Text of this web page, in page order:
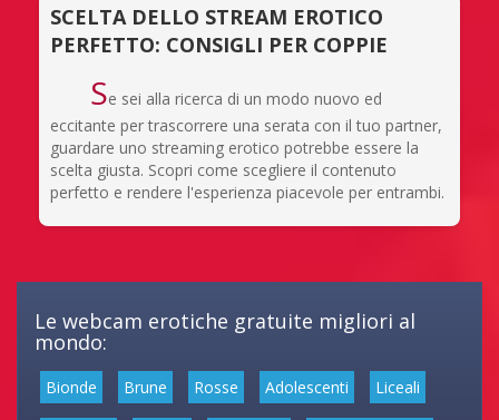
SCELTA DELLO STREAM EROTICO
PERFETTO: CONSIGLI PER COPPIE
Se sei alla ricerca di un modo nuovo ed
eccitante per trascorrere una serata con il tuo partner,
guardare uno streaming erotico potrebbe essere la
scelta giusta. Scopri come scegliere il contenuto
perfetto e rendere l'esperienza piacevole per entrambi.
Le webcam erotiche gratuite migliori al
mondo:
Bionde Brune Rosse Adolescenti Liceali